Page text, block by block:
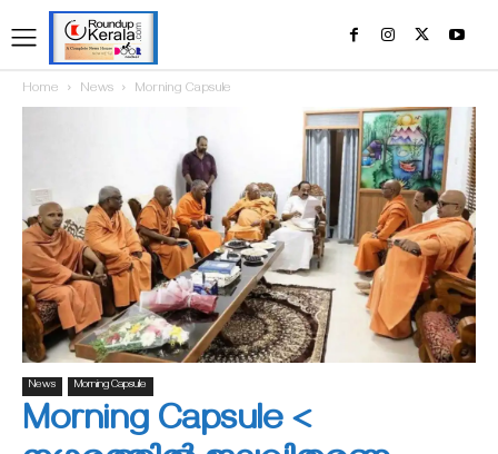
Home News Morning Capsule
News Morning Capsule
Morning Capsule <